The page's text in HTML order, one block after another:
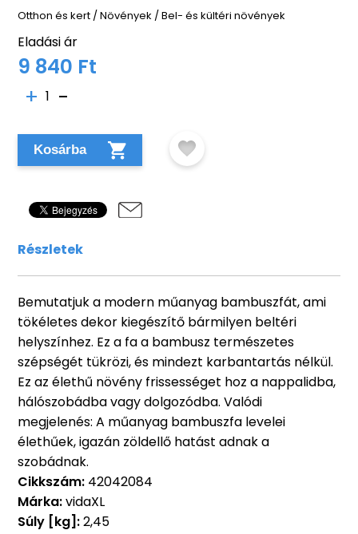
Otthon és kert /Növények /Bel- és kültéri növények
Eladási ár
9 840 Ft
1
Kosárba
Részletek
Bemutatjuk a modern műanyag bambuszfát, ami
tökéletes dekor kiegészítő bármilyen beltéri
helyszínhez. Ez a fa a bambusz természetes
szépségét tükrözi, és mindezt karbantartás nélkül.
Ez az élethű növény frissességet hoz a nappalidba,
hálószobádba vagy dolgozódba. Valódi
megjelenés: A műanyag bambuszfa levelei
élethűek, igazán zöldellő hatást adnak a
szobádnak.
Cikkszám: 42042084
Márka:vidaXL
Súly [kg]:2,45